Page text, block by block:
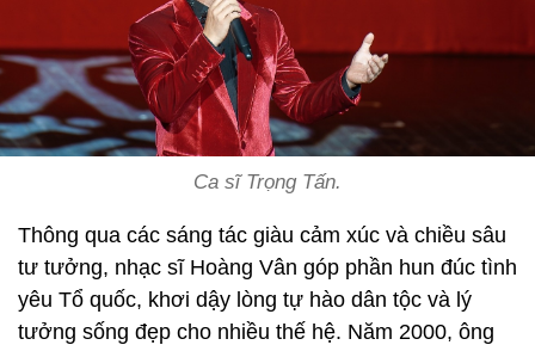
Ca sĩ Trọng Tấn.
Thông qua các sáng tác giàu cảm xúc và chiều sâu
tư tưởng, nhạc sĩ Hoàng Vân góp phần hun đúc tình
yêu Tổ quốc, khơi dậy lòng tự hào dân tộc và lý
tưởng sống đẹp cho nhiều thế hệ. Năm 2000, ông